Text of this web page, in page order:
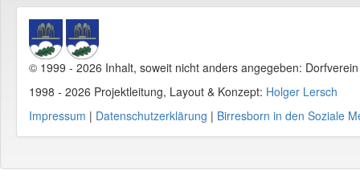
© 1999 - 2026 Inhalt, soweit nicht anders angegeben:
1998 - 2026 Projektleitung, Layout & Konzept: Holger Lersch
Impressum | Datenschutzerklärung | Birresborn in den Soziale